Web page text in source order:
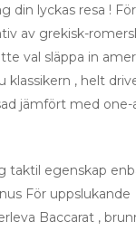
din lyckas resa !
av grekisk-
val släppa in
klassikern , helt
jämfört med
taktil egenskap
För uppslukande
Baccarat ,